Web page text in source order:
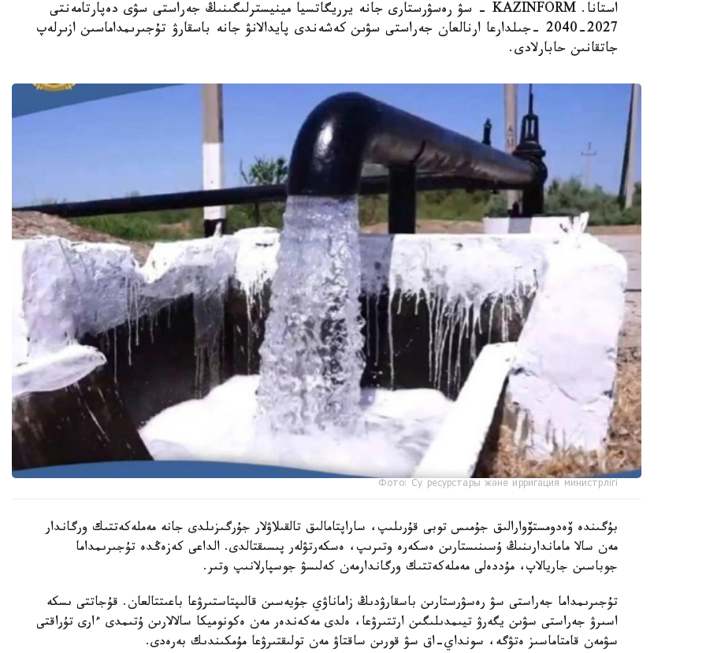
استانا. KAZINFORM - سۋ رەسۋرستارى جانە يرريگاتسيا مينيسترلىگىنىڭ جەراستى سۋى دەپارتامەنتى
2027-2040 -جىلدارعا ارنالعان جەراستى سۋىن كەشەندى پايدالانۋ جانە باسقارۋ تۇجىرىمداماسىن ازىرلەپ
جاتقانىن حابارلادى.
Фото: Су ресурстары және ирригация министрлігі
بۇگىندە ۆەدومستۆوارالىق جۇمىس توبى قۇرىلىپ، ساراپتامالىق تالقىلاۋلار جۇرگىزىلدى جانە مەملەكەتتىك ورگاندار
مەن سالا ماماندارىنىڭ ۇسىنىستارىن ەسكەرە وتىرىپ، ەسكەرتۋلەر پىسىقتالدى. الداعى كەزەڭدە تۇجىرىمداما
جوباسىن جاريالاپ، مۇددەلى مەملەكەتتىك ورگاندارمەن كەلىسۋ جوسپارلانىپ وتىر.
تۇجىرىمداما جەراستى سۋ رەسۋرستارىن باسقارۋدىڭ زاماناۋي جۇيەسىن قالىپتاستىرۋعا باعىتتالعان. قۇجاتتى ىسكە
اسىرۋ جەراستى سۋىن يگەرۋ تيىمدىلىگىن ارتتىرۋعا، ەلدى مەكەندەر مەن ەكونوميكا سالالارىن ۇتىمدى ءارى تۇراقتى
سۋمەن قامتاماسىز ەتۋگە، سونداي-اق سۋ قورىن ساقتاۋ مەن تولىقتىرۋعا مۇمكىندىك بەرەدى.